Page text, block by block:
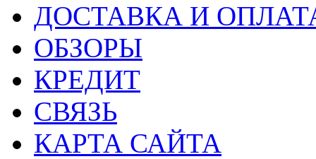
ДОСТАВКА И
ОБЗОРЫ
КРЕДИТ
СВЯЗЬ
КАРТА САЙТА